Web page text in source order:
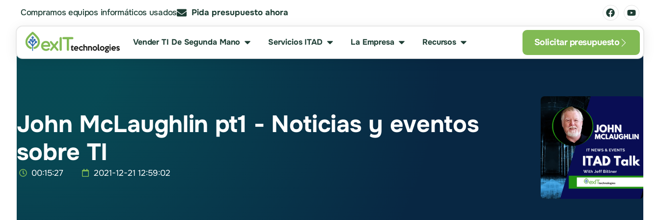
Compramos equipos informáticos usados Pida presupuesto ahora
Vender TI De Segunda Mano Servicios ITAD La Empresa Recursos Solicitar presupuesto
John McLaughlin pt1 - Noticias y eventos
sobre TI
00:15:27 2021-12-21 12:59:02